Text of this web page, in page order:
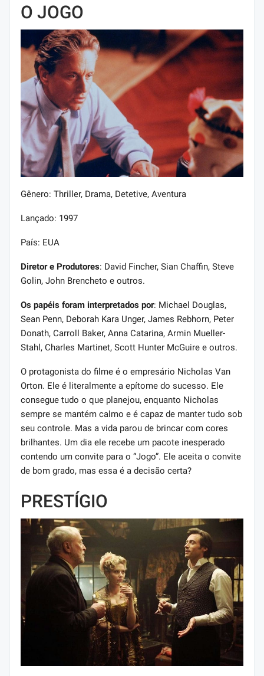
O JOGO
Gênero: Thriller, Drama, Detetive, Aventura
Lançado: 1997
País: EUA
Diretor e Produtores: David Fincher, Sian Chaffin, Steve
Golin, John Brencheto e outros.
Os papéis foram interpretados por: Michael Douglas,
Sean Penn, Deborah Kara Unger, James Rebhorn, Peter
Donath, Carroll Baker, Anna Catarina, Armin Mueller-
Stahl, Charles Martinet, Scott Hunter McGuire e outros.
O protagonista do filme é o empresário Nicholas Van
Orton. Ele é literalmente a epítome do sucesso. Ele
consegue tudo o que planejou, enquanto Nicholas
sempre se mantém calmo e é capaz de manter tudo sob
seu controle. Mas a vida parou de brincar com cores
brilhantes. Um dia ele recebe um pacote inesperado
contendo um convite para o “Jogo”. Ele aceita o convite
de bom grado, mas essa é a decisão certa?
PRESTÍGIO